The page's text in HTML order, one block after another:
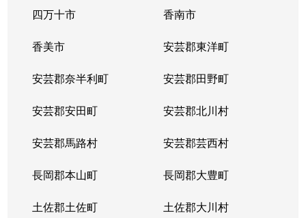
四万十市 香南市
香美市 安芸郡東洋町
安芸郡奈半利町 安芸郡田野町
安芸郡安田町 安芸郡北川村
安芸郡馬路村 安芸郡芸西村
長岡郡本山町 長岡郡大豊町
土佐郡土佐町 土佐郡大川村